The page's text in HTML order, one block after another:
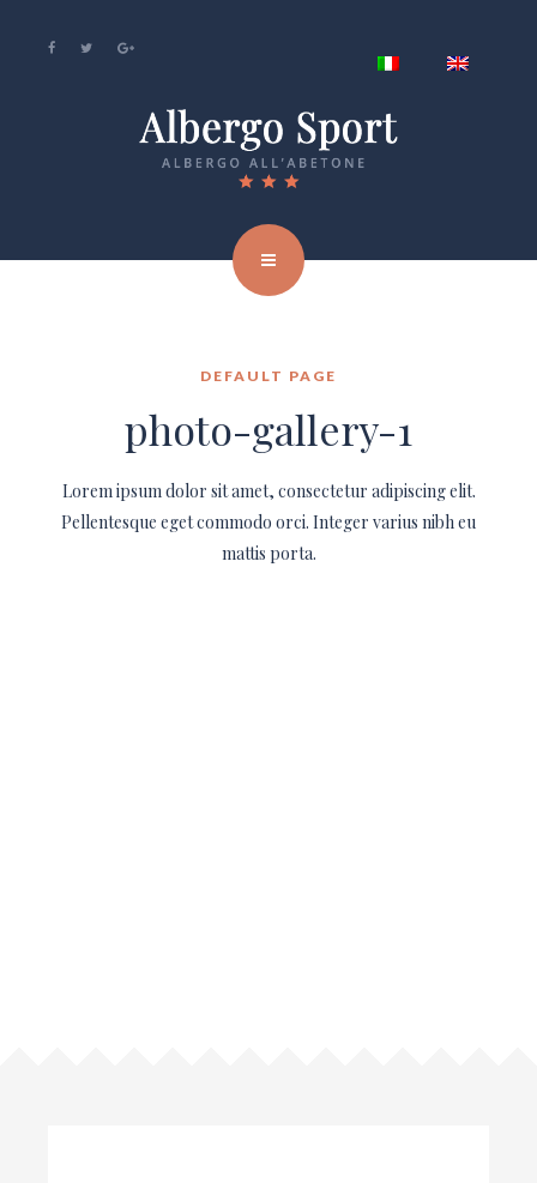
DEFAULT PAGE
photo-gallery-1
Lorem ipsum dolor sit amet, consectetur adipiscing elit.
Pellentesque eget commodo orci. Integer varius nibh eu
mattis porta.